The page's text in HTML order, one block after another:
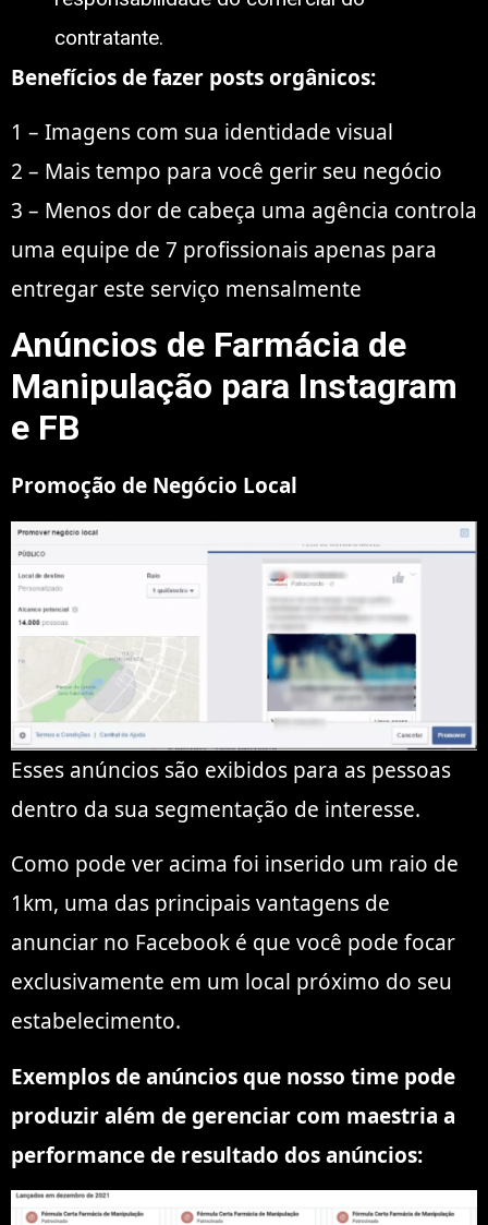
contratante.
Benefícios de fazer posts orgânicos:
1 – Imagens com sua identidade visual
2 – Mais tempo para você gerir seu negócio
3 – Menos dor de cabeça uma agência controla
uma equipe de 7 profissionais apenas para
entregar este serviço mensalmente
Anúncios de Farmácia de
Manipulação para Instagram
e FB
Promoção de Negócio Local
Esses anúncios são exibidos para as pessoas
dentro da sua segmentação de interesse.
Como pode ver acima foi inserido um raio de
1km, uma das principais vantagens de
anunciar no Facebook é que você pode focar
exclusivamente em um local próximo do seu
estabelecimento.
Exemplos de anúncios que nosso time pode
produzir além de gerenciar com maestria a
performance de resultado dos anúncios: